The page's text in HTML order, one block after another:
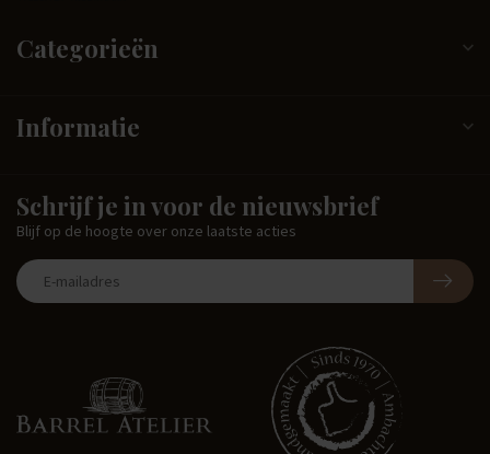
Categorieën
Informatie
Schrijf je in voor de nieuwsbrief
Blijf op de hoogte over onze laatste acties